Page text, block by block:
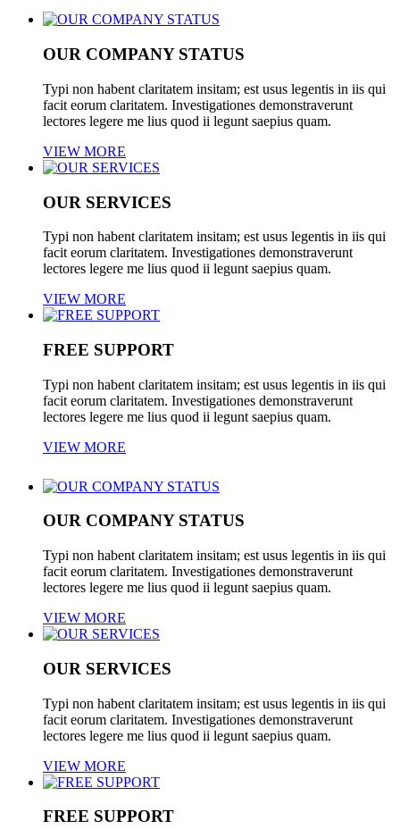
OUR COMPANY STATUS
Typi non habent claritatem insitam; est usus legentis in iis qui
facit eorum claritatem. Investigationes demonstraverunt
lectores legere me lius quod ii legunt saepius quam.
VIEW MORE
OUR SERVICES
Typi non habent claritatem insitam; est usus legentis in iis qui
facit eorum claritatem. Investigationes demonstraverunt
lectores legere me lius quod ii legunt saepius quam.
VIEW MORE
FREE SUPPORT
Typi non habent claritatem insitam; est usus legentis in iis qui
facit eorum claritatem. Investigationes demonstraverunt
lectores legere me lius quod ii legunt saepius quam.
VIEW MORE
OUR COMPANY STATUS
Typi non habent claritatem insitam; est usus legentis in iis qui
facit eorum claritatem. Investigationes demonstraverunt
lectores legere me lius quod ii legunt saepius quam.
VIEW MORE
OUR SERVICES
Typi non habent claritatem insitam; est usus legentis in iis qui
facit eorum claritatem. Investigationes demonstraverunt
lectores legere me lius quod ii legunt saepius quam.
VIEW MORE
FREE SUPPORT